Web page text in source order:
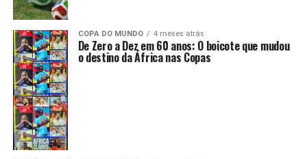
COPA DO MUNDO 4 meses atrás
De Zero a Dez em 60 anos: O boicote que mudou
o destino da África nas Copas